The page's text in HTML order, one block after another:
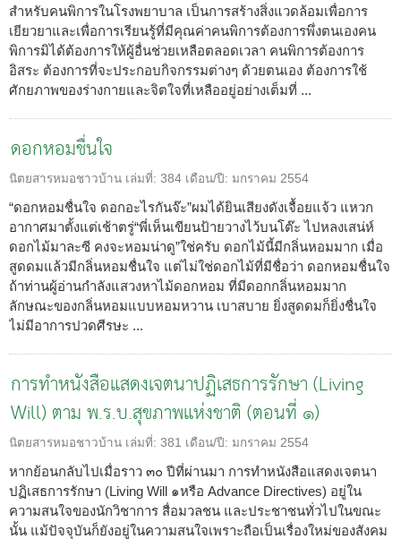
สำหรับคนพิการในโรงพยาบาล เป็นการสร้างสิ่งแวดล้อมเพื่อการ
เยียวยาและเพื่อการเรียนรู้ที่มีคุณค่าคนพิการต้องการพึ่งตนเองคน
พิการมิได้ต้องการให้ผู้อื่นช่วยเหลือตลอดเวลา คนพิการต้องการ
อิสระ ต้องการที่จะประกอบกิจกรรมต่างๆ ด้วยตนเอง ต้องการใช้
ศักยภาพของร่างกายและจิตใจที่เหลืออยู่อย่างเต็มที่ ...
ดอกหอมชื่นใจ
นิตยสารหมอชาวบ้าน เล่มที่: 384 เดือน/ปี: มกราคม 2554
“ดอกหอมชื่นใจ ดอกอะไรกันจ๊ะ”ผมได้ยินเสียงดังเจื้อยแจ้ว แหวก
อากาศมาตั้งแต่เช้าตรู่“พี่เห็นเขียนป้ายวางไว้บนโต๊ะ ไปหลงเสน่ห์
ดอกไม้มาละซี คงจะหอมน่าดู”ใช่ครับ ดอกไม้นี้มีกลิ่นหอมมาก เมื่อ
สูดดมแล้วมีกลิ่นหอมชื่นใจ แต่ไม่ใช่ดอกไม้ที่มีชื่อว่า ดอกหอมชื่นใจ
ถ้าท่านผู้อ่านกำลังแสวงหาไม้ดอกหอม ที่มีดอกกลิ่นหอมมาก
ลักษณะของกลิ่นหอมแบบหอมหวาน เบาสบาย ยิ่งสูดดมก็ยิ่งชื่นใจ
ไม่มีอาการปวดศีรษะ ...
การทำหนังสือแสดงเจตนาปฏิเสธการรักษา (Living
Will) ตาม พ.ร.บ.สุขภาพแห่งชาติ (ตอนที่ ๑)
นิตยสารหมอชาวบ้าน เล่มที่: 381 เดือน/ปี: มกราคม 2554
หากย้อนกลับไปเมื่อราว ๓๐ ปีที่ผ่านมา การทำหนังสือแสดงเจตนา
ปฏิเสธการรักษา (Living Will ๑หรือ Advance Directives) อยู่ใน
ความสนใจของนักวิชาการ สื่อมวลชน และประชาชนทั่วไปในขณะ
นั้น แม้ปัจจุบันก็ยังอยู่ในความสนใจเพราะถือเป็นเรื่องใหม่ของสังคม